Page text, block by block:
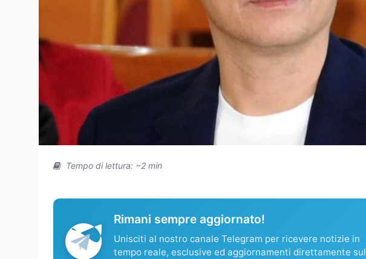
Tempo di lettura: ~2 min
Rimani sempre aggiornato!
Unisciti al nostro canale Telegram per ricevere notizie in
tempo reale, esclusive ed aggiornamenti direttamente sul